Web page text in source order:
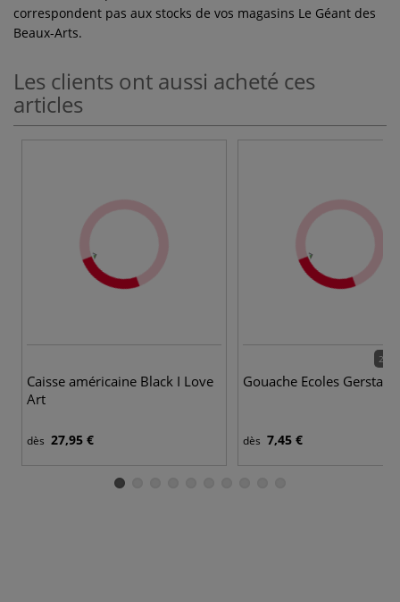
correspondent pas aux stocks de vos magasins Le Géant des
Beaux-Arts.
Les clients ont aussi acheté ces
articles
Caisse américaine Black I Love
Art
dès 27,95 €
28
Gouache Ecoles
dès 7,45 €